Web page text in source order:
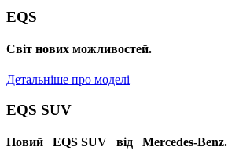
EQS
Cвіт нових можливостей.
Детальніше про моделі
EQS SUV
Новий EQS SUV від Mercedes-Benz.